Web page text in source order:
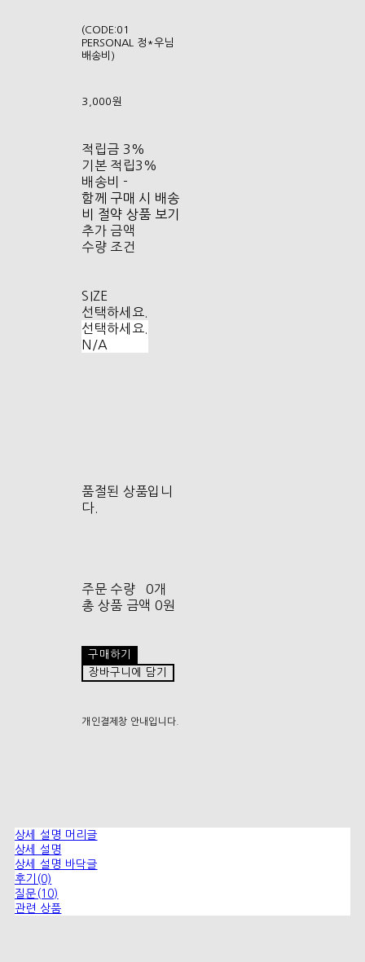
(CODE:01
PERSONAL 정*우님
배송비)
3,000원
적립금 3%
기본 적립3%
배송비 -
함께 구매 시 배송
비 절약 상품 보기
추가 금액
수량 조건
SIZE
선택하세요.
선택하세요.
N/A
품절된 상품입니
다.
주문 수량
0개
총 상품 금액 0원
구매하기
장바구니에 담기
개인결제창 안내입니다.
상세 설명 머리글
상세 설명
상세 설명 바닥글
후기(0)
질문(10)
관련 상품